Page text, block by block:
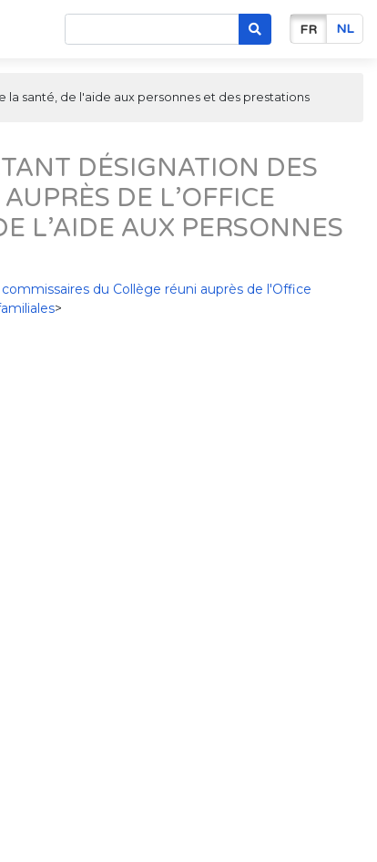
FR NL
la santé, de l'aide aux personnes et des prestations
DÉSIGNATION DES
DE L’OFFICE
L’AIDE AUX PERSONNES
du Collège réuni auprès de l'Office
>